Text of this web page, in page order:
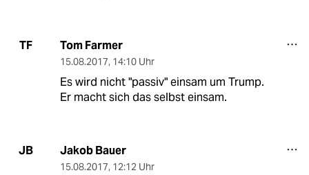
TF Tom Farmer
15.08.2017, 14:10 Uhr
Es wird nicht "passiv" einsam um Trump.
Er macht sich das selbst einsam.
JB Jakob Bauer
15.08.2017, 12:12 Uhr